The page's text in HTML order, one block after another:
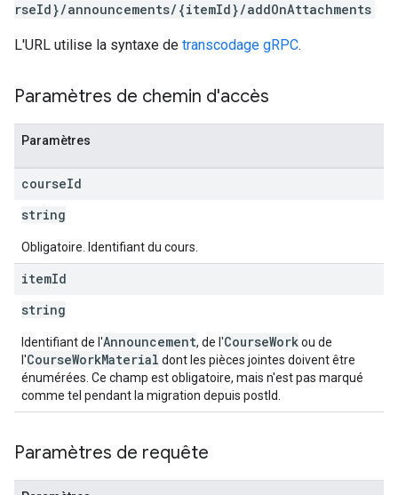
rseId}/announcements/{itemId}/addOnAttachments
L'URL utilise la syntaxe de transcodage gRPC.
Paramètres de chemin d'accès
Paramètres
courseId
string
Obligatoire. Identifiant du cours.
itemId
string
Identifiant de l'Announcement, de l'CourseWorkou de
l'CourseWorkMaterial dont les pièces jointes doivent être
énumérées. Ce champ est obligatoire, mais n'est pas marqué
comme tel pendant la migration depuis postId.
Paramètres de requête